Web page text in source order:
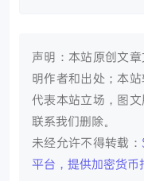
声明：本站原创文
明作者和出处；本
代表本站立场，图
联系我们删除。
未经允许不得转载：
平台，提供加密货币